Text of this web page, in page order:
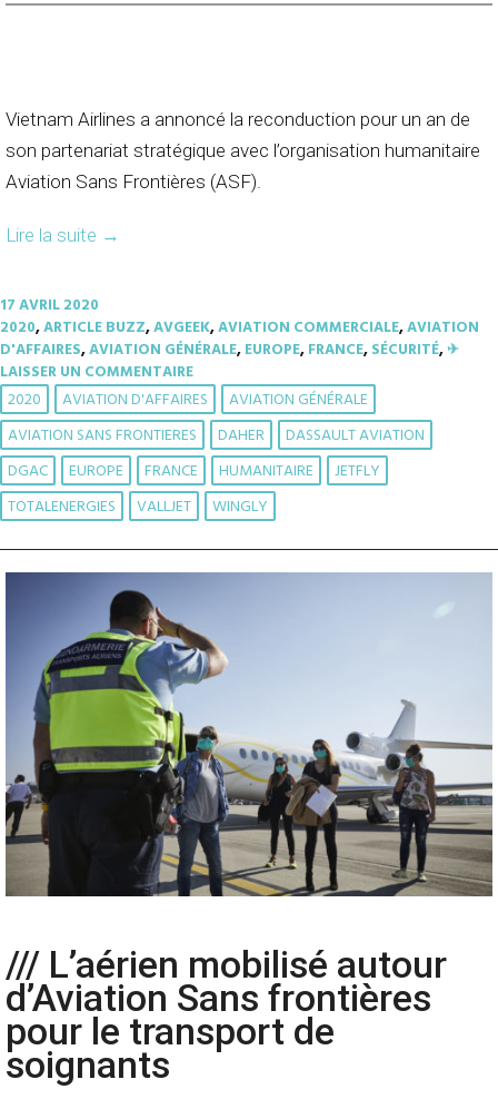
Vietnam Airlines a annoncé la reconduction pour un an de
son partenariat stratégique avec l’organisation humanitaire
Aviation Sans Frontières (ASF).
Lire la suite →
17 AVRIL 2020
2020,ARTICLE BUZZ,AVGEEK,AVIATION COMMERCIALE,AVIATION
D'AFFAIRES,AVIATION GÉNÉRALE,EUROPE,FRANCE,SÉCURITÉ,✈︎
LAISSER UN COMMENTAIRE
2020 AVIATION D'AFFAIRES
AVIATION GÉNÉRALE
AVIATION SANS FRONTIERES
DAHER
DASSAULT AVIATION
DGAC
EUROPE FRANCE HUMANITAIRE
JETFLY
TOTALENERGIES
VALLJET WINGLY
/// L’aérien mobilisé autour
d’Aviation Sans frontières
pour le transport de
soignants